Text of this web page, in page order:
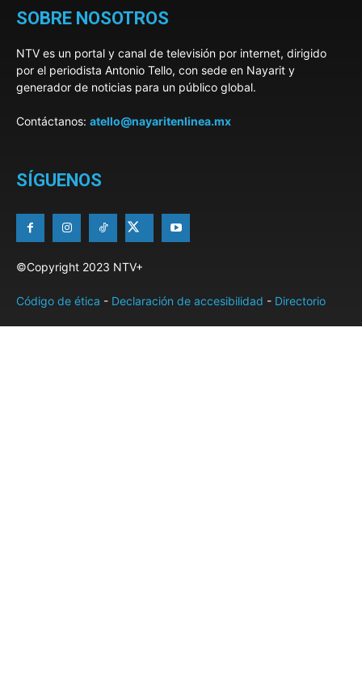
SOBRE NOSOTROS
NTV es un portal y canal de televisión por internet, dirigido
por el periodista Antonio Tello, con sede en Nayarit y
generador de noticias para un público global.
Contáctanos: atello@nayaritenlinea.mx
SÍGUENOS
©Copyright 2023 NTV+
Código de ética - Declaración de accesibilidad - Directorio